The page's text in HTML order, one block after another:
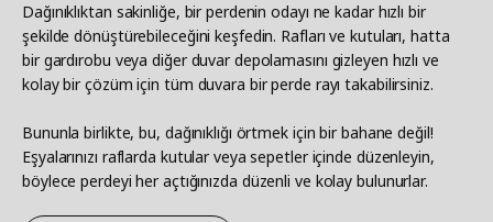
Dağınıklıktan sakinliğe, bir perdenin odayı ne kadar hızlı bir
şekilde dönüştürebileceğini keşfedin. Rafları ve kutuları, hatta
bir gardırobu veya diğer duvar depolamasını gizleyen hızlı ve
kolay bir çözüm için tüm duvara bir perde rayı takabilirsiniz.
Bununla birlikte, bu, dağınıklığı örtmek için bir bahane değil!
Eşyalarınızı raflarda kutular veya sepetler içinde düzenleyin,
böylece perdeyi her açtığınızda düzenli ve kolay bulunurlar.